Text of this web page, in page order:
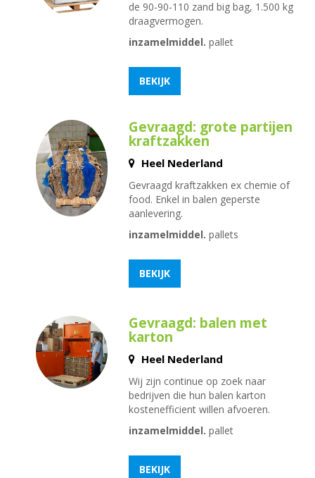
de 90-90-110 zand big bag, 1.500 kg
draagvermogen.
inzamelmiddel. pallet
BEKIJK
Gevraagd: grote partijen
kraftzakken
Heel Nederland
Gevraagd kraftzakken ex chemie of
food. Enkel in balen geperste
aanlevering.
inzamelmiddel. pallets
BEKIJK
Gevraagd: balen met
karton
Heel Nederland
Wij zijn continue op zoek naar
bedrijven die hun balen karton
kostenefficient willen afvoeren.
inzamelmiddel. pallet
BEKIJK